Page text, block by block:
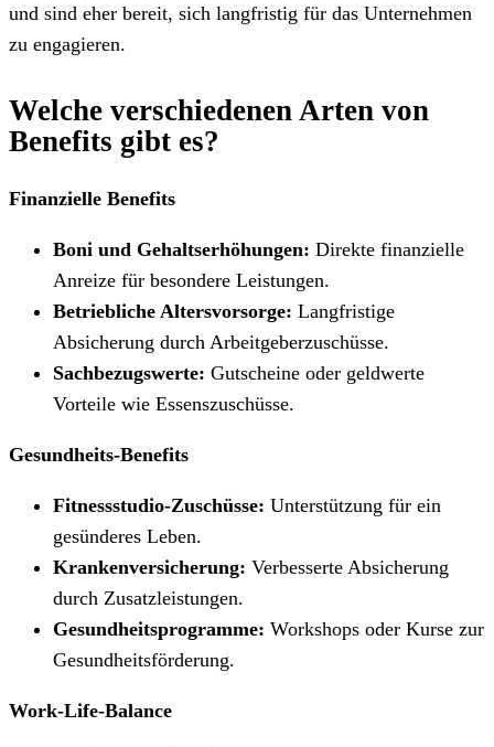
und sind eher bereit, sich langfristig für das Unternehmen
zu engagieren.
Welche verschiedenen Arten von
Benefits gibt es?
Finanzielle Benefits
Boni und Gehaltserhöhungen: Direkte finanzielle
Anreize für besondere Leistungen.
Betriebliche Altersvorsorge: Langfristige
Absicherung durch Arbeitgeberzuschüsse.
Sachbezugswerte: Gutscheine oder geldwerte
Vorteile wie Essenszuschüsse.
Gesundheits-Benefits
Fitnessstudio-Zuschüsse: Unterstützung für ein
gesünderes Leben.
Krankenversicherung: Verbesserte Absicherung
durch Zusatzleistungen.
Gesundheitsprogramme: Workshops oder Kurse zur
Gesundheitsförderung.
Work-Life-Balance